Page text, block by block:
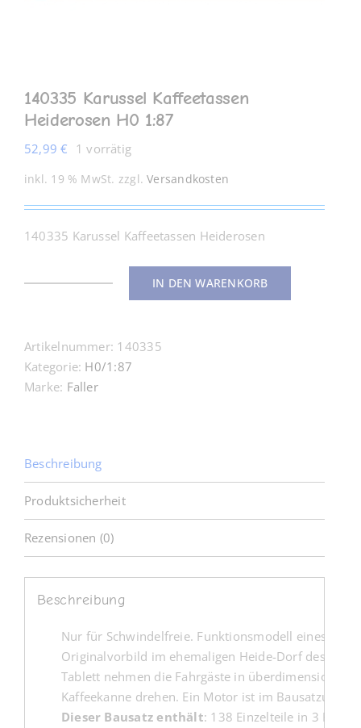
140335 Karussel Kaffeetassen
Heiderosen H0 1:87
52,99€ 1 vorrätig
inkl. 19 % MwSt. zzgl.Versandkosten
140335 Karussel Kaffeetassen Heiderosen
Heiderosen
H0
1:87
IN DEN WARENKORB
Artikelnummer: 140335
Kategorie: H0/1:87
Marke: Faller
Beschreibung
Produktsicherheit
Rezensionen (0)
Beschreibung
Nur für Schwindelfreie. Funktionsmodell eines
Originalvorbild im ehemaligen Heide-Dorf des
Tablett nehmen die Fahrgäste in
Kaffeekanne drehen. Ein Motor ist im
Dieser Bausatz enthält: 138 Einzelteile in 3